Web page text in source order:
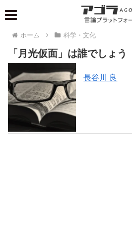
ホーム 科学・文化
「月光仮面」は誰でしょう
長谷川 良